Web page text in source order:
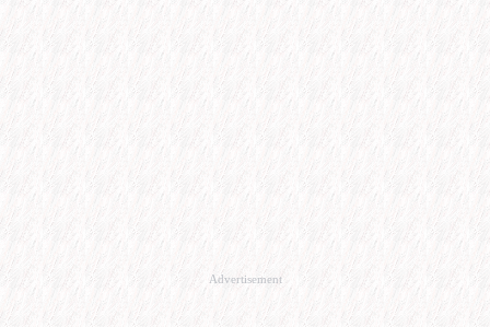
Advertisement